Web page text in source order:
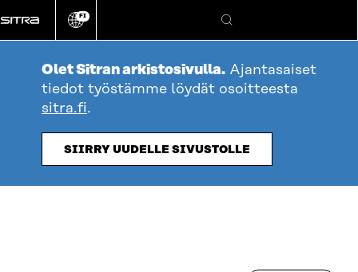
suoraan
sisältöön
Vaihda
kieli
FI
Hae
Olet Sitran arkistosivulla. Ajantasaiset
tiedot työstämme löydät osoitteesta
sitra.fi.
SIIRRY UUDELLE SIVUSTOLLE